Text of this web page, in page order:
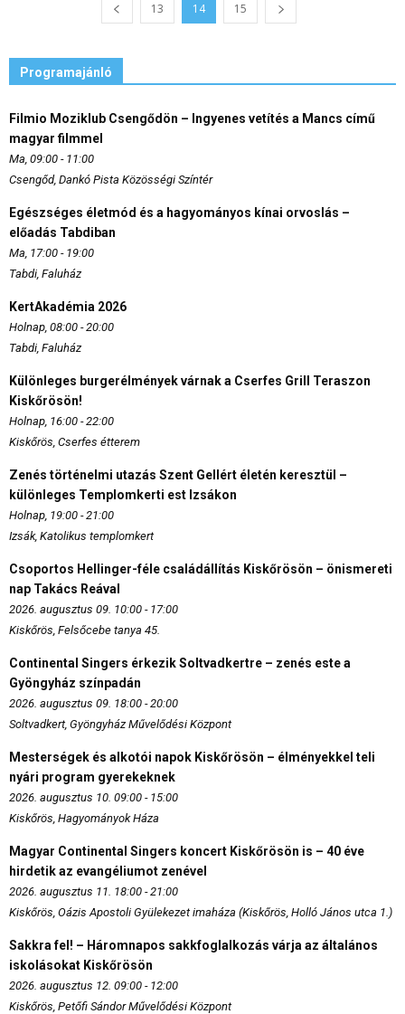
13 14 15
Programajánló
Filmio Moziklub Csengődön – Ingyenes vetítés a Mancs című
magyar filmmel
Ma, 09:00 - 11:00
Csengőd, Dankó Pista Közösségi Színtér
Egészséges életmód és a hagyományos kínai orvoslás –
előadás Tabdiban
Ma, 17:00 - 19:00
Tabdi, Faluház
KertAkadémia 2026
Holnap, 08:00 - 20:00
Tabdi, Faluház
Különleges burgerélmények várnak a Cserfes Grill Teraszon
Kiskőrösön!
Holnap, 16:00 - 22:00
Kiskőrös, Cserfes étterem
Zenés történelmi utazás Szent Gellért életén keresztül –
különleges Templomkerti est Izsákon
Holnap, 19:00 - 21:00
Izsák, Katolikus templomkert
Csoportos Hellinger-féle családállítás Kiskőrösön – önismereti
nap Takács Reával
2026. augusztus 09. 10:00 - 17:00
Kiskőrös, Felsőcebe tanya 45.
Continental Singers érkezik Soltvadkertre – zenés este a
Gyöngyház színpadán
2026. augusztus 09. 18:00 - 20:00
Soltvadkert, Gyöngyház Művelődési Központ
Mesterségek és alkotói napok Kiskőrösön – élményekkel teli
nyári program gyerekeknek
2026. augusztus 10. 09:00 - 15:00
Kiskőrös, Hagyományok Háza
Magyar Continental Singers koncert Kiskőrösön is – 40 éve
hirdetik az evangéliumot zenével
2026. augusztus 11. 18:00 - 21:00
Kiskőrös, Oázis Apostoli Gyülekezet imaháza (Kiskőrös, Holló János utca 1.)
Sakkra fel! – Háromnapos sakkfoglalkozás várja az általános
iskolásokat Kiskőrösön
2026. augusztus 12. 09:00 - 12:00
Kiskőrös, Petőfi Sándor Művelődési Központ